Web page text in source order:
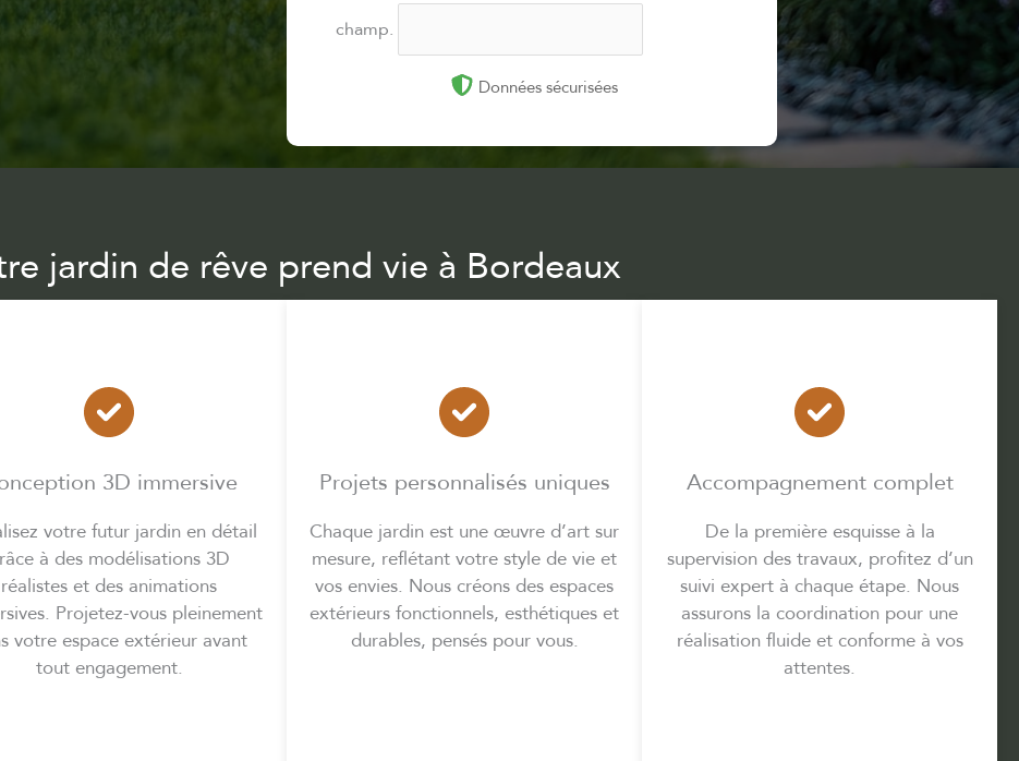
champ.
Données sécurisées
jardin de rêve prend vie à Bordeaux
3D immersive
votre futur jardin en détail
à des modélisations 3D
réalistes et des animations
Projetez-vous pleinement
votre espace extérieur avant
tout engagement.
Projets personnalisés uniques
Chaque jardin est une œuvre d’art sur
mesure, reflétant votre style de vie et
vos envies. Nous créons des espaces
extérieurs fonctionnels, esthétiques et
durables, pensés pour vous.
Accompagnement complet
De la première esquisse à la
supervision des travaux, profitez d’un
suivi expert à chaque étape. Nous
assurons la coordination pour une
réalisation fluide et conforme à vos
attentes.